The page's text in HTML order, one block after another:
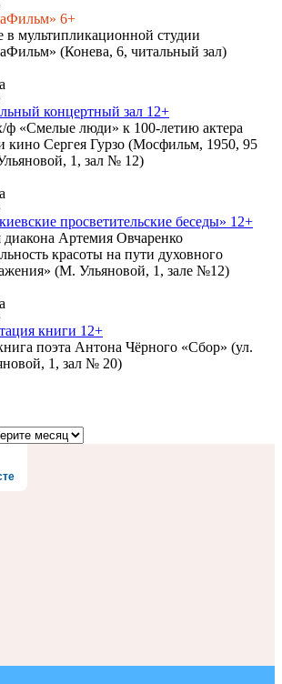
6+
в мультипликационной студии
(Конева, 6, читальный зал)
концертный зал 12+
ф «Смелые люди» к 100-летию актера
кино Сергея Гурзо (Мосфильм, 1950, 95
1, зал № 12)
просветительские беседы» 12+
Артемия Овчаренко
красоты на пути духовного
(М. Ульяновой, 1, зале №12)
книги 12+
поэта Антона Чёрного «Сбор» (ул.
1, зал № 20)